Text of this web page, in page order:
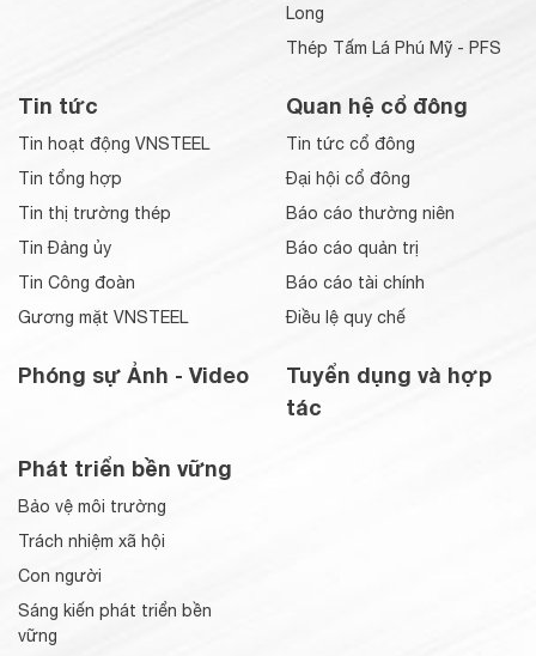
Long
Thép Tấm Lá Phú Mỹ - PFS
Tin tức
Tin hoạt động VNSTEEL
Tin tổng hợp
Tin thị trường thép
Tin Đảng ủy
Tin Công đoàn
Gương mặt VNSTEEL
Phóng sự Ảnh - Video
Quan hệ cổ đông
Tin tức cổ đông
Đại hội cổ đông
Báo cáo thường niên
Báo cáo quản trị
Báo cáo tài chính
Điều lệ quy chế
Tuyển dụng và hợp
tác
Phát triển bền vững
Bảo vệ môi trường
Trách nhiệm xã hội
Con người
Sáng kiến phát triển bền
vững